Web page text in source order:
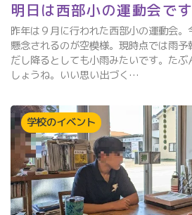
明日は西部小の運動会で
昨年は９月に行われた西部小の運動会。
懸念されるのが空模様。現時点では雨
だし降るとしても小雨みたいです。た
しょうね。いい思い出づく…
学校のイベント